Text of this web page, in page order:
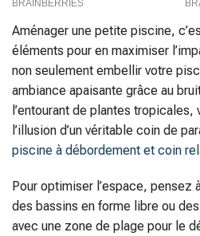
Aménager une petite piscine,
éléments pour en maximiser
non seulement embellir votre
ambiance apaisante grâce au
l’entourant de plantes tropicales,
l’illusion d’un véritable coin de
piscine à débordement et coin
Pour optimiser l’espace, pensez
des bassins en forme libre ou
avec une zone de plage pour le